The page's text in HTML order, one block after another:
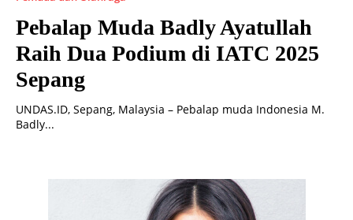
Pebalap Muda Badly Ayatullah
Raih Dua Podium di IATC 2025
Sepang
UNDAS.ID, Sepang, Malaysia – Pebalap muda Indonesia M.
Badly...